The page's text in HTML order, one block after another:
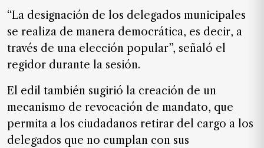
de
FAQ
“La designación de los delegados municipales
se realiza de manera democrática, es decir, a
través de una elección popular”, señaló el
regidor durante la sesión.
El edil también sugirió la creación de un
mecanismo de revocación de mandato, que
permita a los ciudadanos retirar del cargo a los
delegados que no cumplan con sus